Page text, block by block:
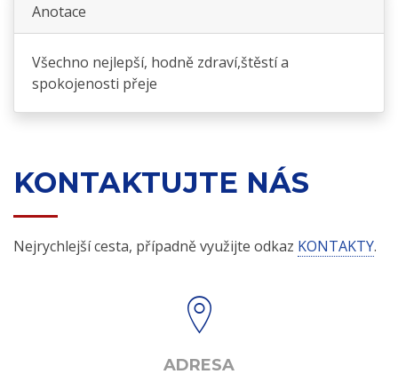
Anotace
Všechno nejlepší, hodně zdraví,štěstí a
spokojenosti přeje
KONTAKTUJTE NÁS
Nejrychlejší cesta, případně využijte odkaz KONTAKTY.
ADRESA